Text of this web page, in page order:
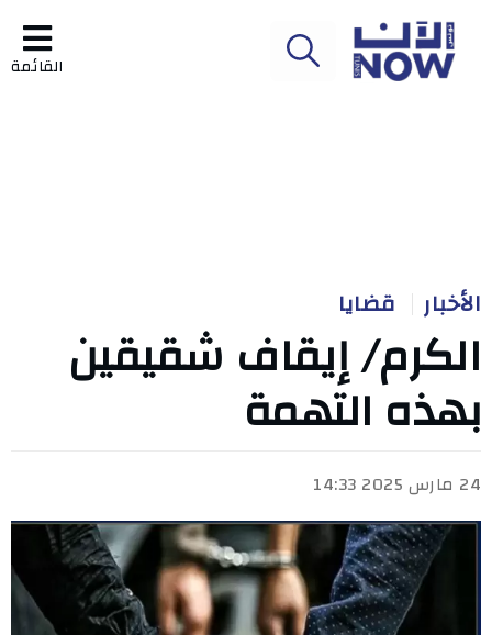
القائمة
الأخبار قضايا
الكرم/ إيقاف شقيقين
بهذه التهمة
24 مارس 2025 14:33